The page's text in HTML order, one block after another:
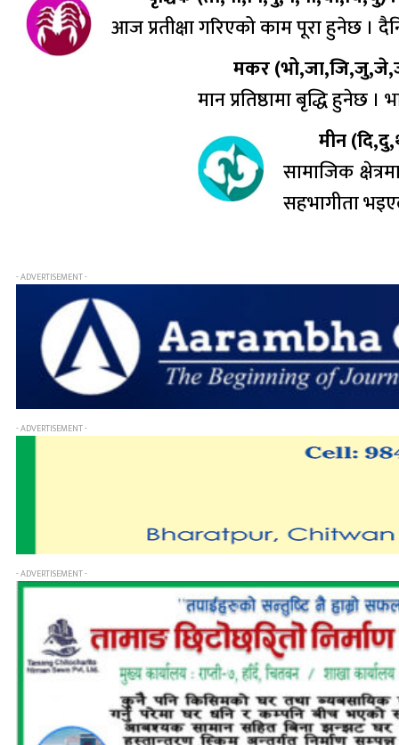
आज प्रतीक्षा गरिएको काम पूरा हुनेछ ।
मकर
मान प्रतिष्ठामा बृद्धि हुनेछ
मीन
सामाजिक
सहभागीता
- ADVERTISEMENT -
- ADVERTISEMENT -
- ADVERTISEMENT -